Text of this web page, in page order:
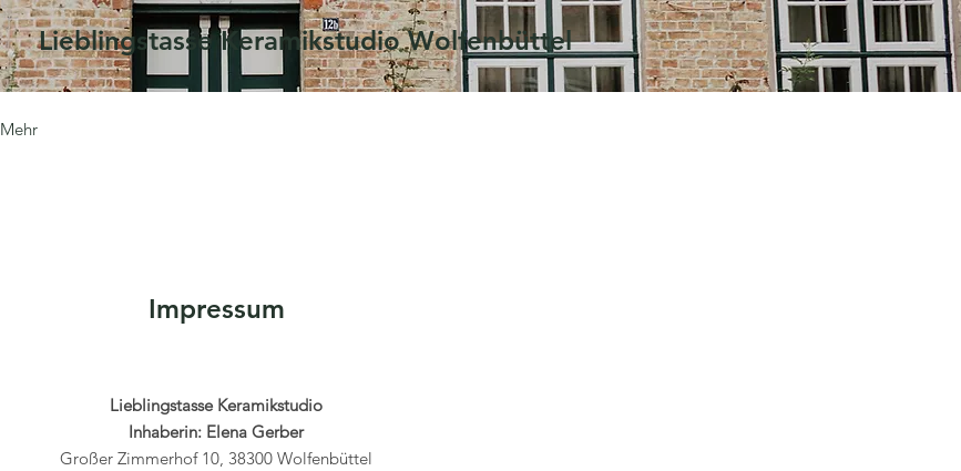
Mehr
Lieblingstasse Keramikstudio Wolfenbüttel
Impressum
Lieblingstasse Keramikstudio
Inhaberin: Elena Gerber
Großer Zimmerhof 10, 38300 Wolfenbüttel